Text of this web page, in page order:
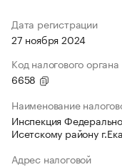
Дата регистрации
27 ноября 2024
Код налогового органа
6658
Наименование
Инспекция
Исетскому району
Адрес налоговой